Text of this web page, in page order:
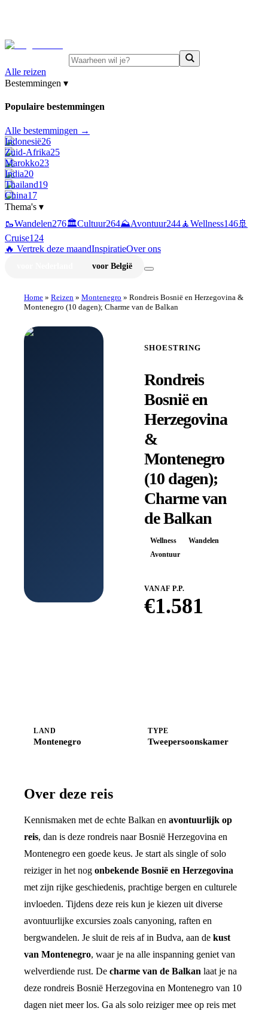
Alle reizen
Bestemmingen ▾
Populaire bestemmingen
Alle bestemmingen →
Indonesië26
Zuid-Afrika25
Marokko23
India20
Thailand19
China17
Thema's ▾
🥾Wandelen276🏛️Cultuur264⛰️Avontuur244🧘Wellness146🚢
Cruise124
🔥 Vertrek deze maandInspiratieOver ons
voor België
Home » Reizen » Montenegro » Rondreis Bosnië en Herzegovina &
Montenegro (10 dagen); Charme van de Balkan
SHOESTRING
Rondreis
Bosnië en
Herzegovina
&
Montenegro
(10 dagen);
Charme van
de Balkan
Wellness
Wandelen
Avontuur
VANAF P.P.
€1.581
LAND
Montenegro
TYPE
Tweepersoonskamer
Over deze reis
Kennismaken met de echte Balkan en avontuurlijk op
reis, dan is deze rondreis naar Bosnië Herzegovina en
Montenegro een goede keus. Je start als single of solo
reiziger in het nog onbekende Bosnië en Herzegovina
met zijn rijke geschiedenis, prachtige bergen en culturele
invloeden. Tijdens deze reis kun je kiezen uit diverse
avontuurlijke excursies zoals canyoning, raften en
bergwandelen. Je sluit de reis af in Budva, aan de kust
van Montenegro, waar je na alle inspanning geniet van
welverdiende rust. De charme van de Balkan laat je na
deze rondreis Bosnië Herzegovina en Montenegro van 10
dagen niet meer los. Ga als solo reiziger mee op reis met